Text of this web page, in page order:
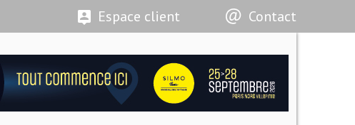
Espace client Contact